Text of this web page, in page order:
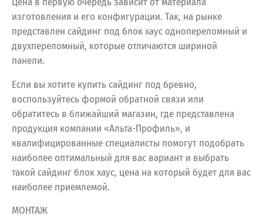
изготовления и его конфигурации. Так, на рынке
представлен сайдинг под блок хаус однопереломный и
двухпереломный, которые отличаются шириной
панели.
Если вы хотите купить сайдинг под бревно,
воспользуйтесь формой обратной связи или
обратитесь в ближайший магазин, где представлена
продукция компании «Альта-Профиль», и
квалифицированные специалисты помогут подобрать
наиболее оптимальный для вас вариант и выбрать
такой сайдинг блок хаус, цена на который будет для вас
наиболее приемлемой.
МОНТАЖ